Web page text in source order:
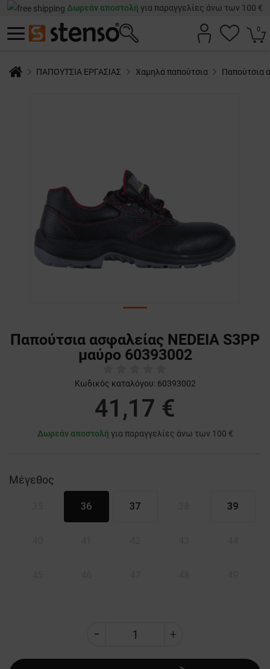
Δωρεάν αποστολή για παραγγελίες άνω των 100 €
0
ΠΑΠΟΥΤΣΙΑ ΕΡΓΑΣΙΑΣ Χαμηλά παπούτσια Παπούτσια
Παπούτσια ασφαλείας NEDEIA S3PP
μαύρο 60393002
Κωδικός καταλόγου: 60393002
41,17 €
Δωρεάν αποστολή για παραγγελίες άνω των 100 €
Μέγεθος
36 37 39